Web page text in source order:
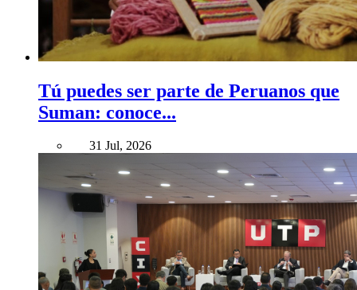
Tú puedes ser parte de Peruanos que
Suman: conoce...
31 Jul, 2026